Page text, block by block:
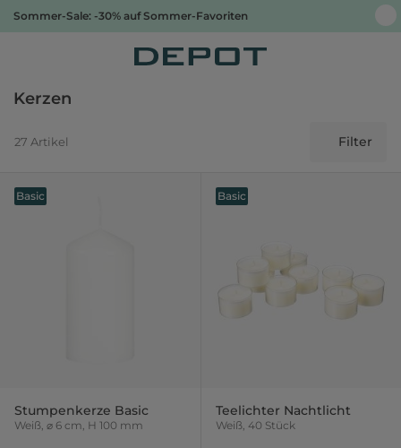
Sommer-Sale: -30% auf Sommer-Favoriten
Kerzen
27 Artikel Filter
Stumpenkerze Basic
Weiß, ⌀ 6 cm, H 100 mm
Basic
Teelichter Nachtlicht
Weiß, 40 Stück
Basic